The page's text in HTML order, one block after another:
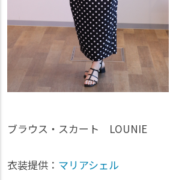
ブラウス・スカート LOUNIE
衣装提供： マリアシェル